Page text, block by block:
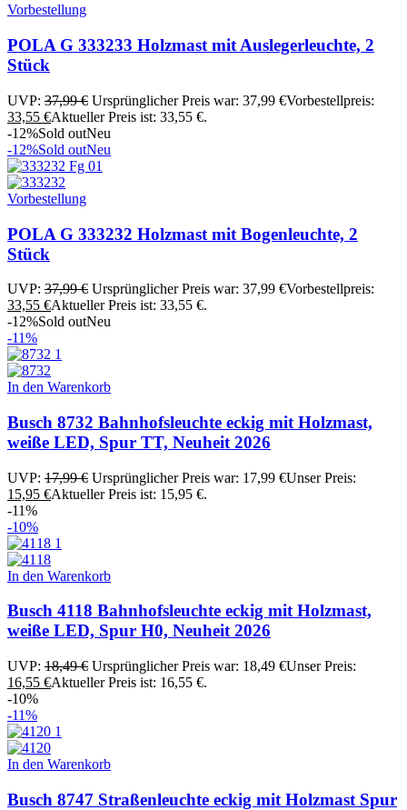
Vorbestellung
POLA G 333233 Holzmast mit Auslegerleuchte, 2
Stück
UVP: 37,99€ Ursprünglicher Preis war: 37,99 €Vorbestellpreis:
33,55 €Aktueller Preis ist: 33,55 €.
-12%Sold outNeu
-12%Sold outNeu
Vorbestellung
POLA G 333232 Holzmast mit Bogenleuchte, 2
Stück
UVP: 37,99€ Ursprünglicher Preis war: 37,99 €Vorbestellpreis:
33,55 €Aktueller Preis ist: 33,55 €.
-12%Sold outNeu
-11%
In den Warenkorb
Busch 8732 Bahnhofsleuchte eckig mit Holzmast,
weiße LED, Spur TT, Neuheit 2026
UVP: 17,99€ Ursprünglicher Preis war: 17,99 €Unser Preis:
15,95 €Aktueller Preis ist: 15,95 €.
-11%
-10%
In den Warenkorb
Busch 4118 Bahnhofsleuchte eckig mit Holzmast,
weiße LED, Spur H0, Neuheit 2026
UVP: 18,49€ Ursprünglicher Preis war: 18,49 €Unser Preis:
16,55 €Aktueller Preis ist: 16,55 €.
-10%
-11%
In den Warenkorb
Busch 8747 Straßenleuchte eckig mit Holzmast Spur